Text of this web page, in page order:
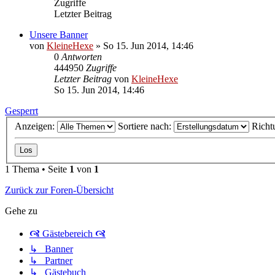
Zugriffe
Letzter Beitrag
Unsere Banner
von KleineHexe » So 15. Jun 2014, 14:46
0 Antworten
444950 Zugriffe
Letzter Beitrag von KleineHexe
So 15. Jun 2014, 14:46
Gesperrt
Anzeigen:
Sortiere nach:
1 Thema • Seite 1 von 1
Zurück zur Foren-Übersicht
Gehe zu
🙧 Gästebereich 🙧
↳ Banner
↳ Partner
↳ Gästebuch